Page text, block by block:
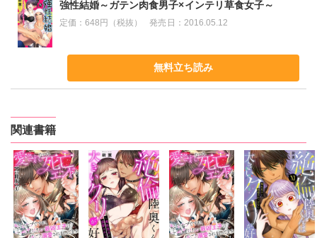
強性結婚～ガテン肉食男子×インテリ草食女子～
定価：648円（税抜） 発売日： 2016.05.12
無料立ち読み
関連書籍